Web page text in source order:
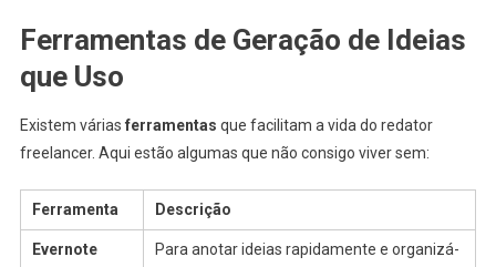
Ferramentas de Geração de Ideias
que Uso
Existem várias ferramentas que facilitam a vida do redator
freelancer. Aqui estão algumas que não consigo viver sem:
Ferramenta Descrição
Evernote
Para anotar ideias rapidamente e organizá-